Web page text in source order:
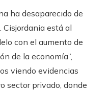
ha desaparecido de
Cisjordania está al
con el aumento de
de la economía”,
viendo evidencias
sector privado, donde